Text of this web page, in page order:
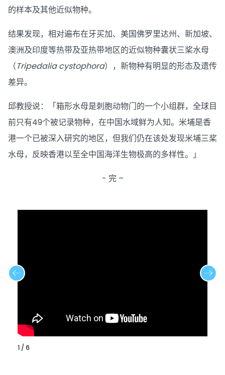
的样本及其他近似物种。
结果发现，相对遍布在牙买加、美国佛罗里达州、新加坡、
澳洲及印度等热带及亚热带地区的近似物种囊状三桨水母
（Tripedalia cystophora），新物种有明显的形态及遗传
差异。
邱教授说：「箱形水母是刺胞动物门的一个小组群，全球目
前只有49个被记录物种，在中国水域鲜为人知。米埔是香
港一个已被深入研究的地区，但我们仍在该处发现米埔三桨
水母，反映香港以至全中国海洋生物极高的多样性。」
- 完 –
1 / 6